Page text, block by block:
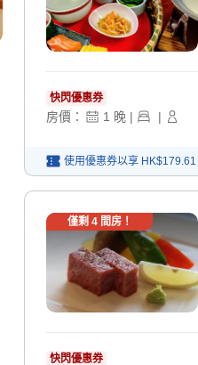
快閃優惠券
房價： 1 晚 | |
使用優惠券以享 HK$179.61
僅剩 4間房！
快閃優惠券